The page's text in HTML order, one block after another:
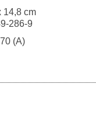
14,8 cm
286-9
(A)